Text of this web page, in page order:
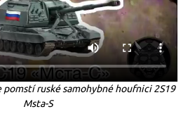
pomstí ruské samohybné houfnici 2S19
Msta-S